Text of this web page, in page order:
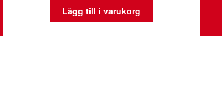
Lägg till i varukorg